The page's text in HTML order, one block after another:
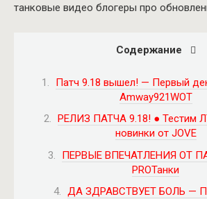
танковые видео блогеры про
Содержание
Патч 9.18 вышел! — Первый
Amway921WOT
РЕЛИЗ ПАТЧА 9.18! ● Тестим
новинки от JOVE
ПЕРВЫЕ ВПЕЧАТЛЕНИЯ ОТ
PROТанки
ДА ЗДРАВСТВУЕТ БОЛЬ —